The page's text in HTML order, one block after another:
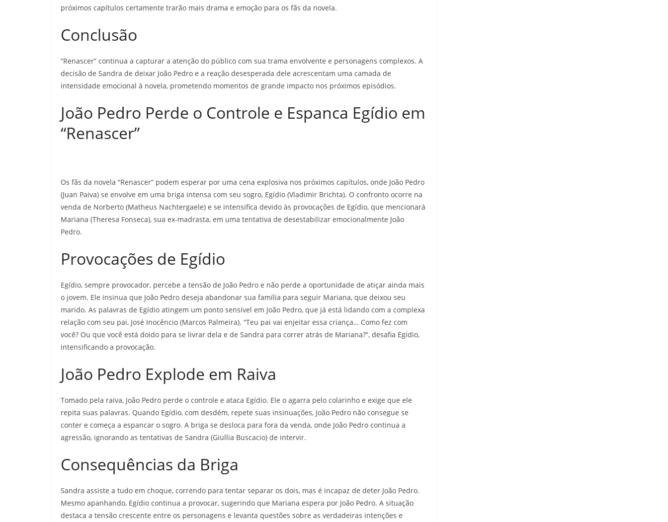
próximos capítulos certamente trarão mais drama e emoção para os fãs da novela.
Conclusão
“Renascer” continua a capturar a atenção do público com sua trama envolvente e personagens complexos. A
decisão de Sandra de deixar João Pedro e a reação desesperada dele acrescentam uma camada de
intensidade emocional à novela, prometendo momentos de grande impacto nos próximos episódios.
João Pedro Perde o Controle e Espanca Egídio em
“Renascer”
Os fãs da novela “Renascer” podem esperar por uma cena explosiva nos próximos capítulos, onde João Pedro
(Juan Paiva) se envolve em uma briga intensa com seu sogro, Egídio (Vladimir Brichta). O confronto ocorre na
venda de Norberto (Matheus Nachtergaele) e se intensifica devido às provocações de Egídio, que mencionará
Mariana (Theresa Fonseca), sua ex-madrasta, em uma tentativa de desestabilizar emocionalmente João
Pedro.
Provocações de Egídio
Egídio, sempre provocador, percebe a tensão de João Pedro e não perde a oportunidade de atiçar ainda mais
o jovem. Ele insinua que João Pedro deseja abandonar sua família para seguir Mariana, que deixou seu
marido. As palavras de Egídio atingem um ponto sensível em João Pedro, que já está lidando com a complexa
relação com seu pai, José Inocêncio (Marcos Palmeira). “Teu pai vai enjeitar essa criança… Como fez com
você? Ou que você está doido para se livrar dela e de Sandra para correr atrás de Mariana?”, desafia Egídio,
intensificando a provocação.
João Pedro Explode em Raiva
Tomado pela raiva, João Pedro perde o controle e ataca Egídio. Ele o agarra pelo colarinho e exige que ele
repita suas palavras. Quando Egídio, com desdém, repete suas insinuações, João Pedro não consegue se
conter e começa a espancar o sogro. A briga se desloca para fora da venda, onde João Pedro continua a
agressão, ignorando as tentativas de Sandra (Giullia Buscacio) de intervir.
Consequências da Briga
Sandra assiste a tudo em choque, correndo para tentar separar os dois, mas é incapaz de deter João Pedro.
Mesmo apanhando, Egídio continua a provocar, sugerindo que Mariana espera por João Pedro. A situação
destaca a tensão crescente entre os personagens e levanta questões sobre as verdadeiras intenções e